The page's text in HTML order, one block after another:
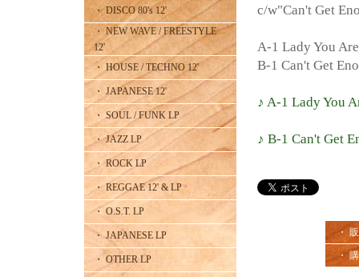
・ DISCO 80's 12'
・ NEW WAVE / FREESTYLE
12'
・ HOUSE / TECHNO 12'
・ JAPANESE 12'
・ SOUL / FUNK LP
・ JAZZ LP
・ ROCK LP
・ REGGAE 12' & LP
・ O.S.T. LP
・ JAPANESE LP
・ OTHER LP
c/w"Can't Get
A-1 Lady You Are
B-1 Can't Get
♪ A-1 Lady You
♪ B-1 Can't Get
・
・